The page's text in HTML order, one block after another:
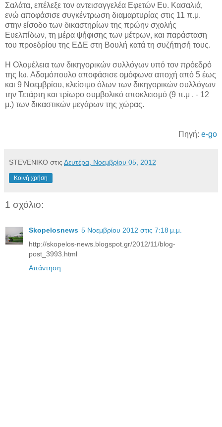
Σαλάτα, επέλεξε τον αντεισαγγελέα Εφετών Ευ. Κασαλιά,
ενώ αποφάσισε συγκέντρωση διαμαρτυρίας στις 11 π.μ.
στην είσοδο των δικαστηρίων της πρώην σχολής
Ευελπίδων, τη μέρα ψήφισης των μέτρων, και παράσταση
του προεδρίου της ΕΔΕ στη Βουλή κατά τη συζήτησή τους.
Η Ολομέλεια των δικηγορικών συλλόγων υπό τον πρόεδρό
της Ιω. Αδαμόπουλο αποφάσισε ομόφωνα αποχή από 5 έως
και 9 Νοεμβρίου, κλείσιμο όλων των δικηγορικών συλλόγων
την Τετάρτη και τρίωρο συμβολικό αποκλεισμό (9 π.μ . - 12
μ.) των δικαστικών μεγάρων της χώρας.
Πηγή: e-go
STEVENIKO στις Δευτέρα, Νοεμβρίου 05, 2012
Κοινή χρήση
1 σχόλιο:
Skopelosnews 5 Νοεμβρίου 2012 στις 7:18 μ.μ.
http://skopelos-news.blogspot.gr/2012/11/blog-
post_3993.html
Απάντηση